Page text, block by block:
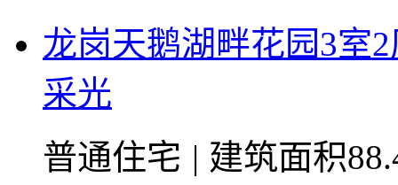
龙岗天鹅湖畔花园3室
采光
普通住宅 | 建筑面积